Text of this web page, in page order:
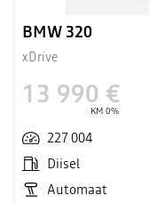
BMW 320
xDrive
13 990 €
KM 0%
227 004
Diisel
Automaat